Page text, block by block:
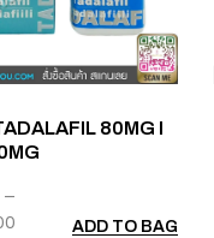
80MG I
–
ADD TO BAG